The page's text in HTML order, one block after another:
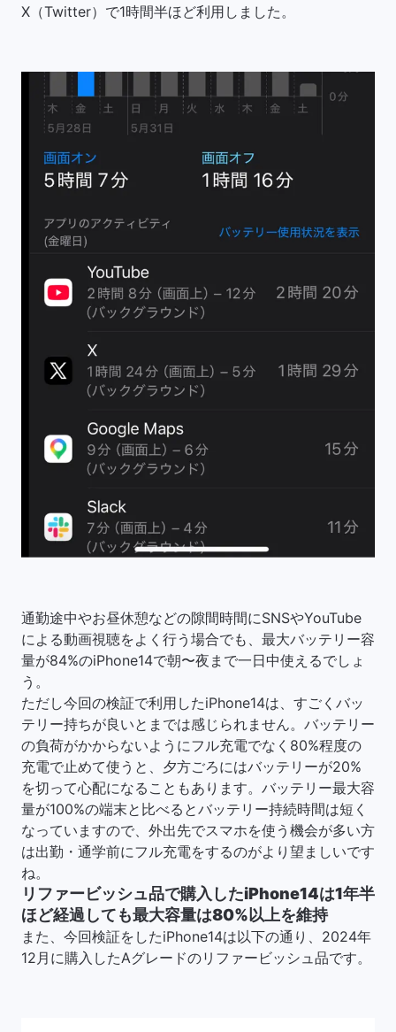
X（Twitter）で1時間半ほど利用しました。
通勤途中やお昼休憩などの隙間時間にSNSやYouTube
による動画視聴をよく行う場合でも、最大バッテリー容
量が84%のiPhone14で朝〜夜まで一日中使えるでしょ
う。
ただし今回の検証で利用したiPhone14は、すごくバッ
テリー持ちが良いとまでは感じられません。バッテリー
の負荷がかからないようにフル充電でなく80%程度の
充電で止めて使うと、夕方ごろにはバッテリーが20%
を切って心配になることもあります。バッテリー最大容
量が100%の端末と比べるとバッテリー持続時間は短く
なっていますので、外出先でスマホを使う機会が多い方
は出勤・通学前にフル充電をするのがより望ましいです
ね。
リファービッシュ品で購入したiPhone14は1年半
ほど経過しても最大容量は80%以上を維持
また、今回検証をしたiPhone14は以下の通り、2024年
12月に購入したAグレードのリファービッシュ品です。